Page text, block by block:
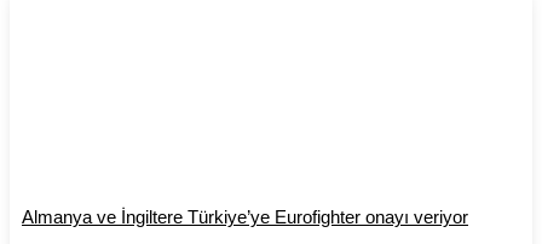
Almanya ve İngiltere Türkiye’ye Eurofighter onayı veriyor